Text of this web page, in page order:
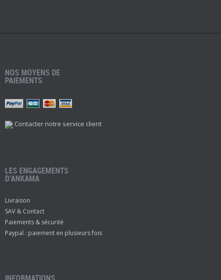
NOS MOYENS DE
PAIEMENTS
Contacter notre service client
LES ENGAGEMENTS
D’ANKAMA
Livraison
SAV & Contact
Paiements & sécurité
Paypal : paiement en plusieurs fois